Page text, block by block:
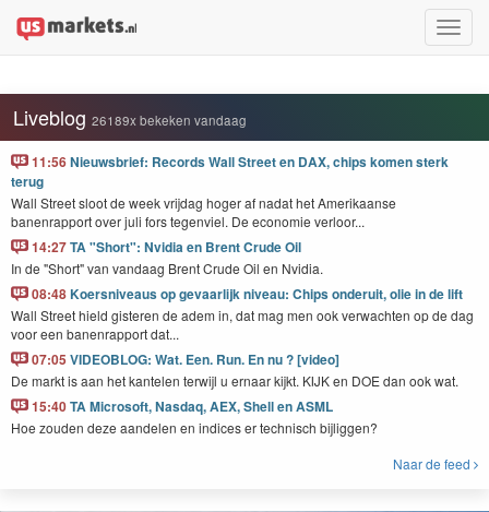
Toggle
Liveblog 26189x bekeken vandaag
11:56Nieuwsbrief: Records Wall Street en DAX, chips komen sterk
terug
Wall Street sloot de week vrijdag hoger af nadat het Amerikaanse
banenrapport over juli fors tegenviel. De economie verloor...
14:27TA "Short": Nvidia en Brent Crude Oil
In de "Short" van vandaag Brent Crude Oil en Nvidia.
08:48Koersniveaus op gevaarlijk niveau: Chips onderuit, olie in de lift
Wall Street hield gisteren de adem in, dat mag men ook verwachten op de dag
voor een banenrapport dat...
07:05 VIDEOBLOG: Wat. Een. Run. En nu ? [video]
De markt is aan het kantelen terwijl u ernaar kijkt. KIJK en DOE dan ook wat.
15:40TA Microsoft, Nasdaq, AEX, Shell en ASML
Hoe zouden deze aandelen en indices er technisch bijliggen?
Naar de feed